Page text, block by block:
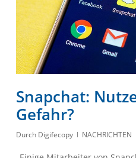
Snapchat:
Gefahr?
Durch Digifecopy NACHRICHTEN